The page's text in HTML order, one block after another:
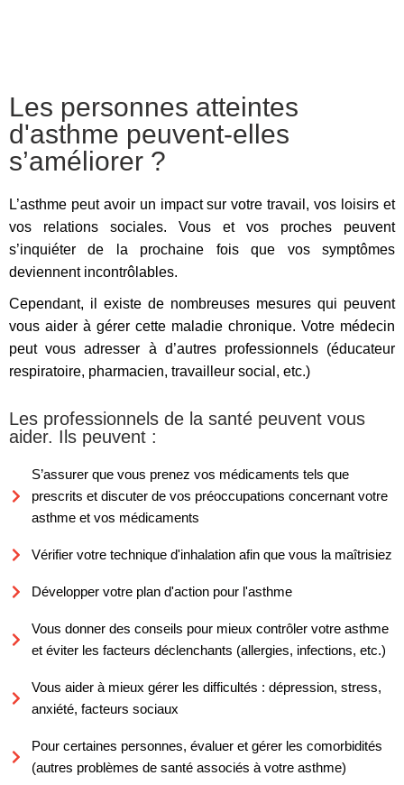
Les personnes atteintes
d'asthme peuvent-elles
s’améliorer ?
L’asthme peut avoir un impact sur votre travail, vos loisirs et
vos relations sociales. Vous et vos proches peuvent
s’inquiéter de la prochaine fois que vos symptômes
deviennent incontrôlables.
Cependant, il existe de nombreuses mesures qui peuvent
vous aider à gérer cette maladie chronique. Votre médecin
peut vous adresser à d’autres professionnels (éducateur
respiratoire, pharmacien, travailleur social, etc.)
Les professionnels de la santé peuvent vous
aider. Ils peuvent :
S’assurer que vous prenez vos médicaments tels que
prescrits et discuter de vos préoccupations concernant votre
asthme et vos médicaments
Vérifier votre technique d'inhalation afin que vous la maîtrisiez
Développer votre plan d'action pour l'asthme
Vous donner des conseils pour mieux contrôler votre asthme
et éviter les facteurs déclenchants (allergies, infections, etc.)
Vous aider à mieux gérer les difficultés : dépression, stress,
anxiété, facteurs sociaux
Pour certaines personnes, évaluer et gérer les comorbidités
(autres problèmes de santé associés à votre asthme)